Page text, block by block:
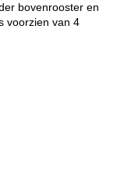
bovenrooster en
voorzien van 4